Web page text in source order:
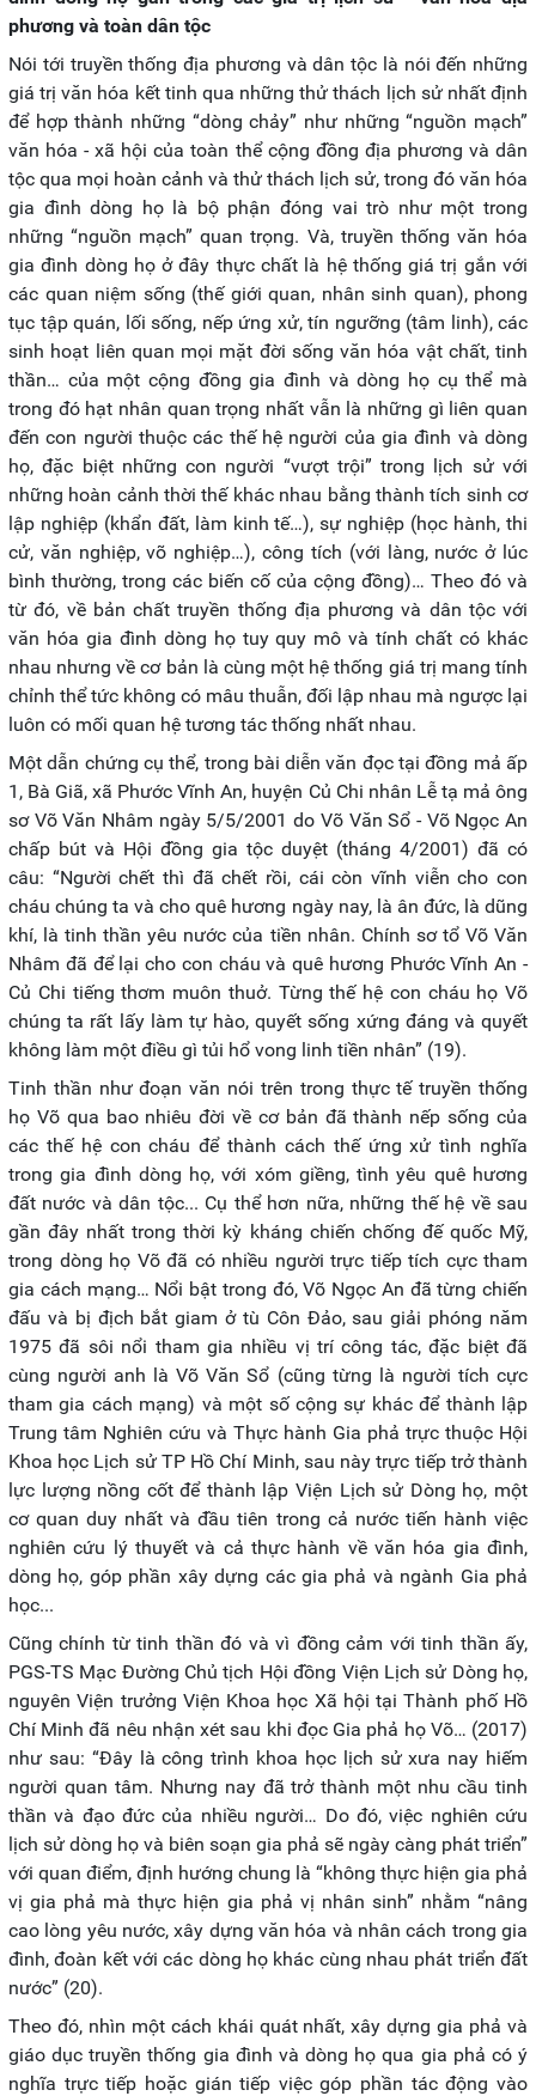
phương và toàn dân tộc
Nói tới truyền thống địa phương và dân tộc là nói đến những
giá trị văn hóa kết tinh qua những thử thách lịch sử nhất định
để hợp thành những “dòng chảy” như những “nguồn mạch”
văn hóa - xã hội của toàn thể cộng đồng địa phương và dân
tộc qua mọi hoàn cảnh và thử thách lịch sử, trong đó văn hóa
gia đình dòng họ là bộ phận đóng vai trò như một trong
những “nguồn mạch” quan trọng. Và, truyền thống văn hóa
gia đình dòng họ ở đây thực chất là hệ thống giá trị gắn với
các quan niệm sống (thế giới quan, nhân sinh quan), phong
tục tập quán, lối sống, nếp ứng xử, tín ngưỡng (tâm linh), các
sinh hoạt liên quan mọi mặt đời sống văn hóa vật chất, tinh
thần… của một cộng đồng gia đình và dòng họ cụ thể mà
trong đó hạt nhân quan trọng nhất vẫn là những gì liên quan
đến con người thuộc các thế hệ người của gia đình và dòng
họ, đặc biệt những con người “vượt trội” trong lịch sử với
những hoàn cảnh thời thế khác nhau bằng thành tích sinh cơ
lập nghiệp (khẩn đất, làm kinh tế…), sự nghiệp (học hành, thi
cử, văn nghiệp, võ nghiệp…), công tích (với làng, nước ở lúc
bình thường, trong các biến cố của cộng đồng)… Theo đó và
từ đó, về bản chất truyền thống địa phương và dân tộc với
văn hóa gia đình dòng họ tuy quy mô và tính chất có khác
nhau nhưng về cơ bản là cùng một hệ thống giá trị mang tính
chỉnh thể tức không có mâu thuẫn, đối lập nhau mà ngược lại
luôn có mối quan hệ tương tác thống nhất nhau.
Một dẫn chứng cụ thể, trong bài diễn văn đọc tại đồng mả ấp
1, Bà Giã, xã Phước Vĩnh An, huyện Củ Chi nhân Lễ tạ mả ông
sơ Võ Văn Nhâm ngày 5/5/2001 do Võ Văn Sổ - Võ Ngọc An
chấp bút và Hội đồng gia tộc duyệt (tháng 4/2001) đã có
câu: “Người chết thì đã chết rồi, cái còn vĩnh viễn cho con
cháu chúng ta và cho quê hương ngày nay, là ân đức, là dũng
khí, là tinh thần yêu nước của tiền nhân. Chính sơ tổ Võ Văn
Nhâm đã để lại cho con cháu và quê hương Phước Vĩnh An -
Củ Chi tiếng thơm muôn thuở. Từng thế hệ con cháu họ Võ
chúng ta rất lấy làm tự hào, quyết sống xứng đáng và quyết
không làm một điều gì tủi hổ vong linh tiền nhân” (19).
Tinh thần như đoạn văn nói trên trong thực tế truyền thống
họ Võ qua bao nhiêu đời về cơ bản đã thành nếp sống của
các thế hệ con cháu để thành cách thế ứng xử tình nghĩa
trong gia đình dòng họ, với xóm giềng, tình yêu quê hương
đất nước và dân tộc... Cụ thể hơn nữa, những thế hệ về sau
gần đây nhất trong thời kỳ kháng chiến chống đế quốc Mỹ,
trong dòng họ Võ đã có nhiều người trực tiếp tích cực tham
gia cách mạng… Nổi bật trong đó, Võ Ngọc An đã từng chiến
đấu và bị địch bắt giam ở tù Côn Đảo, sau giải phóng năm
1975 đã sôi nổi tham gia nhiều vị trí công tác, đặc biệt đã
cùng người anh là Võ Văn Sổ (cũng từng là người tích cực
tham gia cách mạng) và một số cộng sự khác để thành lập
Trung tâm Nghiên cứu và Thực hành Gia phả trực thuộc Hội
Khoa học Lịch sử TP Hồ Chí Minh, sau này trực tiếp trở thành
lực lượng nồng cốt để thành lập Viện Lịch sử Dòng họ, một
cơ quan duy nhất và đầu tiên trong cả nước tiến hành việc
nghiên cứu lý thuyết và cả thực hành về văn hóa gia đình,
dòng họ, góp phần xây dựng các gia phả và ngành Gia phả
học...
Cũng chính từ tinh thần đó và vì đồng cảm với tinh thần ấy,
PGS-TS Mạc Đường Chủ tịch Hội đồng Viện Lịch sử Dòng họ,
nguyên Viện trưởng Viện Khoa học Xã hội tại Thành phố Hồ
Chí Minh đã nêu nhận xét sau khi đọc Gia phả họ Võ… (2017)
như sau: “Đây là công trình khoa học lịch sử xưa nay hiếm
người quan tâm. Nhưng nay đã trở thành một nhu cầu tinh
thần và đạo đức của nhiều người… Do đó, việc nghiên cứu
lịch sử dòng họ và biên soạn gia phả sẽ ngày càng phát triển”
với quan điểm, định hướng chung là “không thực hiện gia phả
vị gia phả mà thực hiện gia phả vị nhân sinh” nhằm “nâng
cao lòng yêu nước, xây dựng văn hóa và nhân cách trong gia
đình, đoàn kết với các dòng họ khác cùng nhau phát triển đất
nước” (20).
Theo đó, nhìn một cách khái quát nhất, xây dựng gia phả và
giáo dục truyền thống gia đình và dòng họ qua gia phả có ý
nghĩa trực tiếp hoặc gián tiếp việc góp phần tác động vào